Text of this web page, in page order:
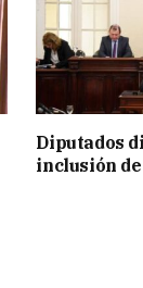
Diputados
inclusión